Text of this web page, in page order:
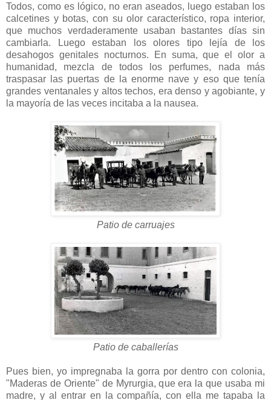
Todos, como es lógico, no eran aseados, luego estaban los
calcetines y botas, con su olor característico, ropa interior,
que muchos verdaderamente usaban bastantes días sin
cambiarla. Luego estaban los olores tipo lejía de los
desahogos genitales nocturnos. En suma, que el olor a
humanidad, mezcla de todos los perfumes, nada más
traspasar las puertas de la enorme nave y eso que tenía
grandes ventanales y altos techos, era denso y agobiante, y
la mayoría de las veces incitaba a la nausea.
Patio de carruajes
Patio de caballerías
Pues bien, yo impregnaba la gorra por dentro con colonia,
"Maderas de Oriente" de Myrurgia, que era la que usaba mi
madre, y al entrar en la compañía, con ella me tapaba la